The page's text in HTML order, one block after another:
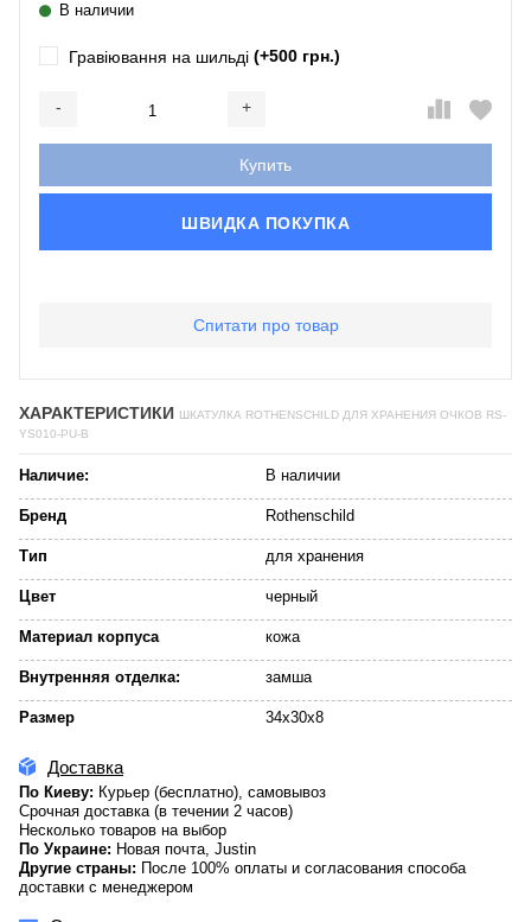
В наличии
Гравіювання на шильді (+500 грн.)
- +
Купить
ШВИДКА ПОКУПКА
Спитати про товар
ХАРАКТЕРИСТИКИ ШКАТУЛКА ROTHENSCHILD ДЛЯ ХРАНЕНИЯ ОЧКОВ RS-
YS010-PU-B
Наличие: В наличии
Бренд Rothenschild
Тип для хранения
Цвет черный
Материал корпуса кожа
Внутренняя отделка: замша
Размер 34х30х8
Доставка
По Киеву: Курьер (бесплатно), самовывоз
Срочная доставка (в течении 2 часов)
Несколько товаров на выбор
По Украине: Новая почта, Justin
Другие страны: После 100% оплаты и согласования способа
доставки с менеджером